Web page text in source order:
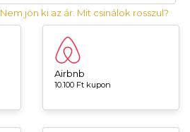
Nem jön ki az ár. Mit csinálok rosszul?
Airbnb
10.100 Ft kupon